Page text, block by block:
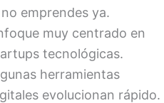
emprendes ya.
muy centrado en
tecnológicas.
herramientas
evolucionan rápido.